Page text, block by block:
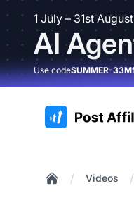
1 July – 31st
AI
Use codeSUMMER-33M
:site.title
/ Videos /